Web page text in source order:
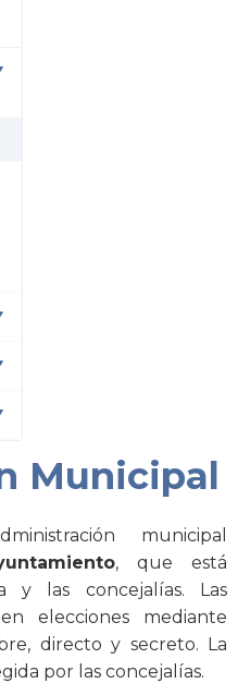
Municipal
municipal
, que está
y las concejalías. Las
elecciones mediante
directo y secreto. La
por las concejalías.